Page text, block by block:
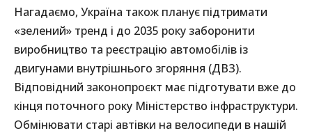
Нагадаємо, Україна також планує підтримати
«зелений» тренд і до 2035 року заборонити
виробництво та реєстрацію автомобілів із
двигунами внутрішнього згоряння (ДВЗ).
Відповідний законопроєкт має підготувати вже до
кінця поточного року Міністерство інфраструктури.
Обмінювати старі автівки на велосипеди в нашій